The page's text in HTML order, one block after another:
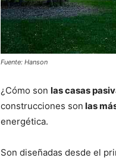
Fuente: Hanson
¿Cómo son las casas
construcciones son las
energética.
Son diseñadas desde el